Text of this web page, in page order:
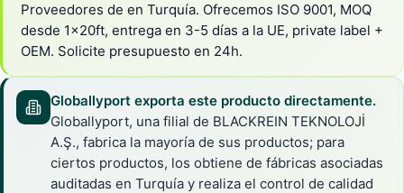
Proveedores de en Turquía. Ofrecemos ISO 9001, MOQ
desde 1x20ft, entrega en 3-5 días a la UE, private label +
OEM. Solicite presupuesto en 24h.
Globallyport exporta este producto directamente.
Globallyport, una filial de BLACKREIN TEKNOLOJİ
A.Ş., fabrica la mayoría de sus productos; para
ciertos productos, los obtiene de fábricas asociadas
auditadas en Turquía y realiza el control de calidad